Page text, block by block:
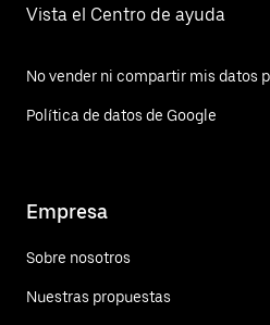
Vista el Centro de ayuda
No vender ni compartir mis datos
Política de datos de Google
Empresa
Sobre nosotros
Nuestras propuestas